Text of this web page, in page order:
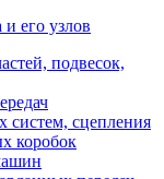
и его узлов
подвесок,
систем, сцепления
коробок